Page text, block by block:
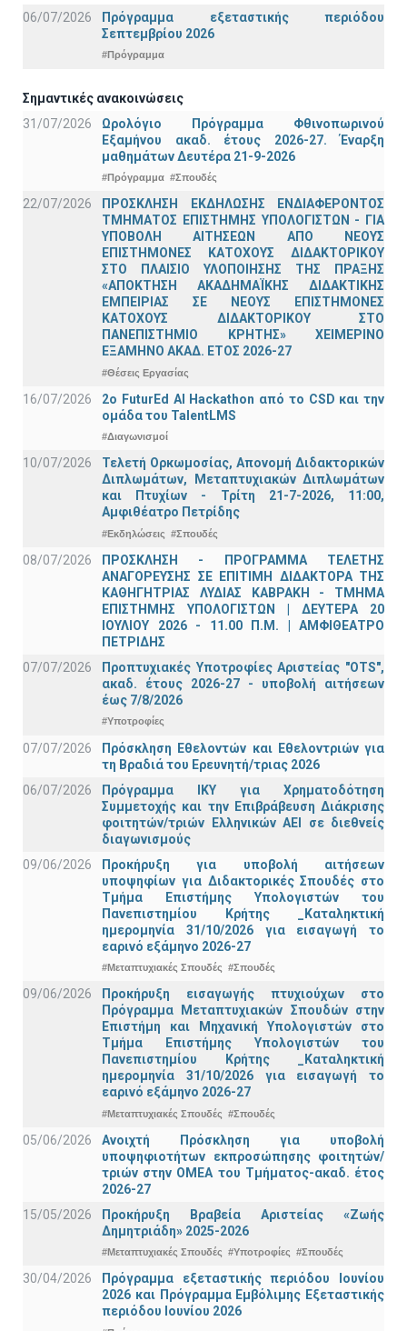
06/07/2026
Πρόγραμμα εξεταστικής περιόδου
Σεπτεμβρίου 2026
#Πρόγραμμα
Σημαντικές ανακοινώσεις
31/07/2026
Ωρολόγιο Πρόγραμμα Φθινοπωρινού
Εξαμήνου ακαδ. έτους 2026-27. Έναρξη
μαθημάτων Δευτέρα 21-9-2026
#Πρόγραμμα #Σπουδές
22/07/2026
ΠΡΟΣΚΛΗΣΗ ΕΚΔΗΛΩΣΗΣ ΕΝΔΙΑΦΕΡΟΝΤΟΣ
ΤΜΗΜΑΤΟΣ ΕΠΙΣΤΗΜΗΣ ΥΠΟΛΟΓΙΣΤΩΝ - ΓΙΑ
ΥΠΟΒΟΛΗ ΑΙΤΗΣΕΩΝ ΑΠΟ ΝΕΟΥΣ
ΕΠΙΣΤΗΜΟΝΕΣ ΚΑΤΟΧΟΥΣ ΔΙΔΑΚΤΟΡΙΚΟΥ
ΣΤΟ ΠΛΑΙΣΙΟ ΥΛΟΠΟΙΗΣΗΣ ΤΗΣ ΠΡΑΞΗΣ
«ΑΠΟΚΤΗΣΗ ΑΚΑΔΗΜΑΪΚΗΣ ΔΙΔΑΚΤΙΚΗΣ
ΕΜΠΕΙΡΙΑΣ ΣΕ ΝΕΟΥΣ ΕΠΙΣΤΗΜΟΝΕΣ
ΚΑΤΟΧΟΥΣ ΔΙΔΑΚΤΟΡΙΚΟΥ ΣΤΟ
ΠΑΝΕΠΙΣΤΗΜΙΟ ΚΡΗΤΗΣ» ΧΕΙΜΕΡΙΝΟ
ΕΞΑΜΗΝΟ ΑΚΑΔ. ΕΤΟΣ 2026-27
#Θέσεις Εργασίας
16/07/2026
2o FuturEd AI Hackathon από το CSD και την
ομάδα του TalentLMS
#Διαγωνισμοί
10/07/2026
Τελετή Ορκωμοσίας, Απονομή Διδακτορικών
Διπλωμάτων, Μεταπτυχιακών Διπλωμάτων
και Πτυχίων - Τρίτη 21-7-2026, 11:00,
Αμφιθέατρο Πετρίδης
#Εκδηλώσεις #Σπουδές
08/07/2026
ΠΡΟΣΚΛΗΣΗ - ΠΡΟΓΡΑΜΜΑ ΤΕΛΕΤΗΣ
ΑΝΑΓΟΡΕΥΣΗΣ ΣΕ ΕΠΙΤΙΜΗ ΔΙΔΑΚΤΟΡΑ ΤΗΣ
ΚΑΘΗΓΗΤΡΙΑΣ ΛΥΔΙΑΣ ΚΑΒΡΑΚΗ - ΤΜΗΜΑ
ΕΠΙΣΤΗΜΗΣ ΥΠΟΛΟΓΙΣΤΩΝ | ΔΕΥΤΕΡΑ 20
ΙΟΥΛΙΟΥ 2026 - 11.00 Π.Μ. | ΑΜΦΙΘΕΑΤΡΟ
ΠΕΤΡΙΔΗΣ
07/07/2026
Προπτυχιακές Υποτροφίες Αριστείας "OTS",
ακαδ. έτους 2026-27 - υποβολή αιτήσεων
έως 7/8/2026
#Υποτροφίες
07/07/2026
Πρόσκληση Εθελοντών και Εθελοντριών για
τη Βραδιά του Ερευνητή/τριας 2026
06/07/2026
Πρόγραμμα ΙΚΥ για Χρηματοδότηση
Συμμετοχής και την Επιβράβευση Διάκρισης
φοιτητών/τριών Ελληνικών ΑΕΙ σε διεθνείς
διαγωνισμούς
09/06/2026
Προκήρυξη για υποβολή αιτήσεων
υποψηφίων για Διδακτορικές Σπουδές στο
Τμήμα Eπιστήμης Υπολογιστών του
Πανεπιστημίου Κρήτης _Καταληκτική
ημερομηνία 31/10/2026 για εισαγωγή το
εαρινό εξάμηνο 2026-27
#Μεταπτυχιακές Σπουδές #Σπουδές
09/06/2026
Προκήρυξη εισαγωγής πτυχιούχων στo
Πρόγραμμα Μεταπτυχιακών Σπουδών στην
Επιστήμη και Μηχανική Υπολογιστών στο
Τμήμα Eπιστήμης Υπολογιστών του
Πανεπιστημίου Κρήτης _Καταληκτική
ημερομηνία 31/10/2026 για εισαγωγή το
εαρινό εξάμηνο 2026-27
#Μεταπτυχιακές Σπουδές #Σπουδές
05/06/2026
Ανοιχτή Πρόσκληση για υποβολή
υποψηφιοτήτων εκπροσώπησης φοιτητών/
τριών στην ΟΜΕΑ του Τμήματος-ακαδ. έτος
2026-27
15/05/2026
Προκήρυξη Βραβεία Αριστείας «Ζωής
Δημητριάδη» 2025-2026
#Μεταπτυχιακές Σπουδές #Υποτροφίες #Σπουδές
30/04/2026
Πρόγραμμα εξεταστικής περιόδου Ιουνίου
2026 και Πρόγραμμα Εμβόλιμης Εξεταστικής
περιόδου Ιουνίου 2026